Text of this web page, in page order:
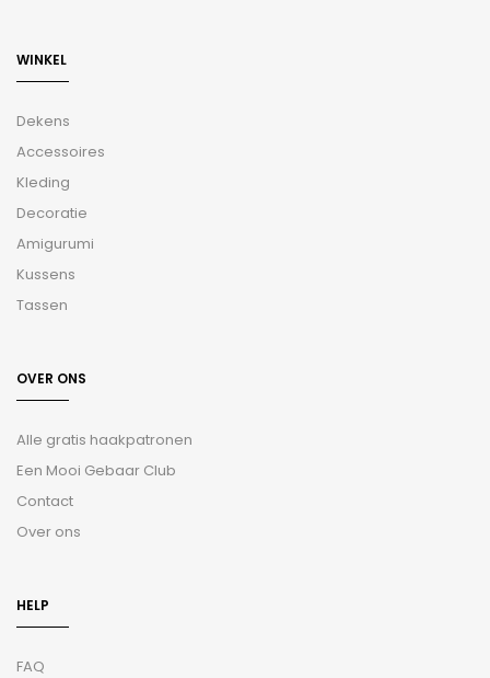
WINKEL
Dekens
Accessoires
Kleding
Decoratie
Amigurumi
Kussens
Tassen
OVER ONS
Alle gratis haakpatronen
Een Mooi Gebaar Club
Contact
Over ons
HELP
FAQ